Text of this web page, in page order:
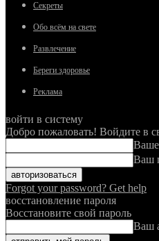
Секреты
Обо всём на свете
Развлечение
Береги здоровье
Реклама
войти в систему
Добро пожаловать! Войдите в
Ваше
Ваш
Forgot your password? Get help
восстановление пароля
Восстановите свой пароль
Ваш